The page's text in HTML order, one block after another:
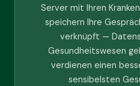
Server mit Ihren
speichern Ihre
verknüpft —
Gesundheitswesen
verdienen einen
sensibelsten